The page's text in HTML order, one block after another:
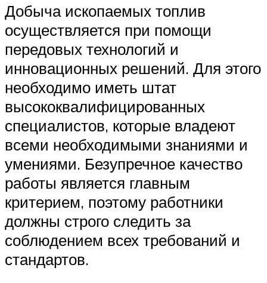
Добыча ископаемых топлив
осуществляется при помощи
передовых технологий и
инновационных решений. Для этого
необходимо иметь штат
высококвалифицированных
специалистов, которые владеют
всеми необходимыми знаниями и
умениями. Безупречное качество
работы является главным
критерием, поэтому работники
должны строго следить за
соблюдением всех требований и
стандартов.